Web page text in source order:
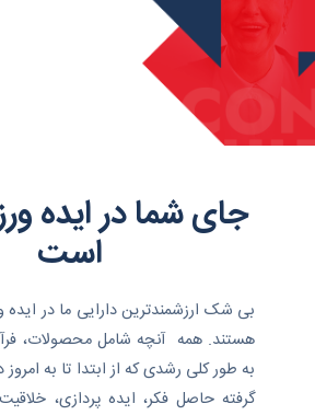
جای شما در ایده
است
بی شک ارزشمندترین دارایی ما در ایده
هستند. همه آنچه شامل محصولات،
به طور کلی رشدی که از ابتدا تا به
گرفته حاصل فکر، ایده پردازی،